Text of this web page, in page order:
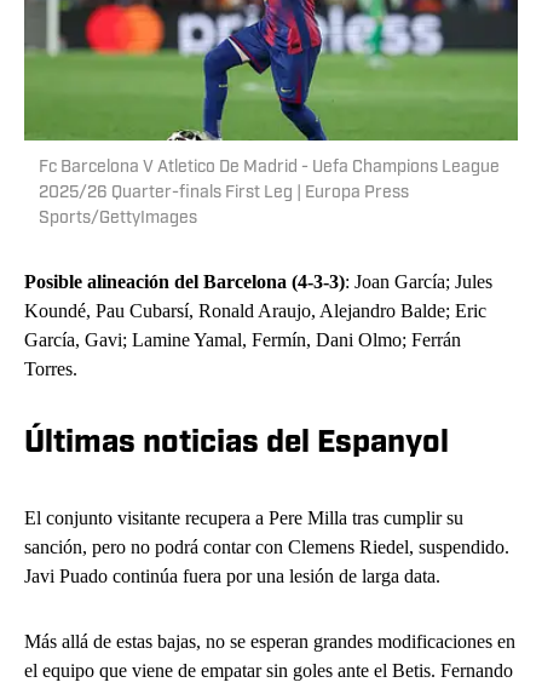
Fc Barcelona V Atletico De Madrid - Uefa Champions League
2025/26 Quarter-finals First Leg | Europa Press
Sports/GettyImages
Posible alineación del Barcelona (4-3-3): Joan García; Jules
Koundé, Pau Cubarsí, Ronald Araujo, Alejandro Balde; Eric
García, Gavi; Lamine Yamal, Fermín, Dani Olmo; Ferrán
Torres.
Últimas noticias del Espanyol
El conjunto visitante recupera a Pere Milla tras cumplir su
sanción, pero no podrá contar con Clemens Riedel, suspendido.
Javi Puado continúa fuera por una lesión de larga data.
Más allá de estas bajas, no se esperan grandes modificaciones en
el equipo que viene de empatar sin goles ante el Betis. Fernando